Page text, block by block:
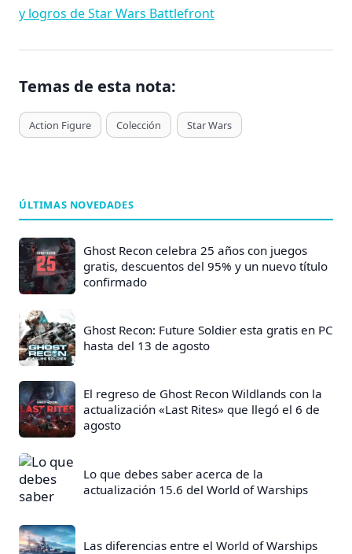
y logros de Star Wars Battlefront
Temas de esta nota:
T
a
d
e
E
n
t
a
d
a
s
:
Action Figure Colección Star Wars
ÚLTIMAS NOVEDADES
Ghost Recon celebra 25 años con juegos
gratis, descuentos del 95% y un nuevo título
confirmado
Ghost Recon: Future Soldier esta gratis en PC
hasta del 13 de agosto
El regreso de Ghost Recon Wildlands con la
actualización «Last Rites» que llegó el 6 de
agosto
Lo que debes saber acerca de la
actualización 15.6 del World of Warships
Las diferencias entre el World of Warships